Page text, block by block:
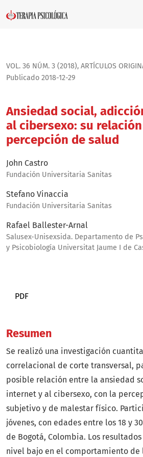
Ansiedad social, adicción al
VOL. 36 NÚM. 3 (2018), ARTÍ­CULOS
Ansiedad social,
al cibersexo: su
percepción de salud
Publicado 2018-12-29
John Castro
Fundación Universitaria Sanitas
Stefano Vinaccia
Fundación Universitaria Sanitas
Rafael Ballester-Arnal
Salusex-Unisexsida. Departamento de
y Psicobiología Universitat Jaume I de
PDF
Resumen
Se realizó una investigación
correlacional de corte transversal,
posible relación entre la ansiedad
internet y al cibersexo, con la
subjetivo y de malestar físico.
jóvenes, con edades entre los 18 y
de Bogotá, Colombia. Los
nivel bajo en el comportamiento de